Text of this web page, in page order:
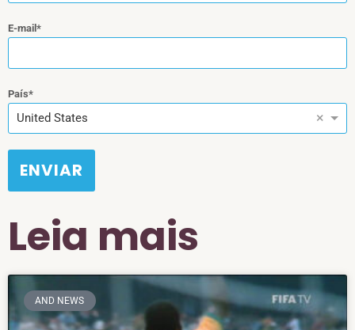
E-mail
País
United States ×
ENVIAR
Leia mais
AND NEWS